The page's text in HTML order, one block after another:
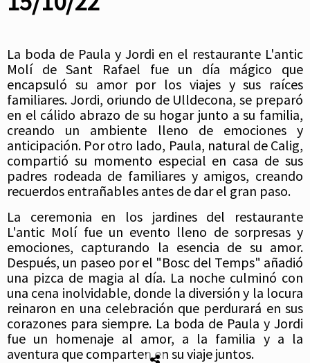
La boda de Paula y Jordi en el restaurante L'antic
Molí de Sant Rafael fue un día mágico que
encapsuló su amor por los viajes y sus raíces
familiares. Jordi, oriundo de Ulldecona, se preparó
en el cálido abrazo de su hogar junto a su familia,
creando un ambiente lleno de emociones y
anticipación. Por otro lado, Paula, natural de Calig,
compartió su momento especial en casa de sus
padres rodeada de familiares y amigos, creando
recuerdos entrañables antes de dar el gran paso.
La ceremonia en los jardines del restaurante
L'antic Molí fue un evento lleno de sorpresas y
emociones, capturando la esencia de su amor.
Después, un paseo por el "Bosc del Temps" añadió
una pizca de magia al día. La noche culminó con
una cena inolvidable, donde la diversión y la locura
reinaron en una celebración que perdurará en sus
corazones para siempre. La boda de Paula y Jordi
fue un homenaje al amor, a la familia y a la
aventura que comparten en su viaje juntos.